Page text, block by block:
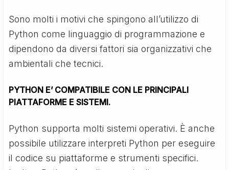
Sono molti i motivi che spingono all’utilizzo di
Python come linguaggio di programmazione e
dipendono da diversi fattori sia organizzativi che
ambientali che tecnici.
PYTHON E’ COMPATIBILE CON LE PRINCIPALI
PIATTAFORME E SISTEMI.
Python supporta molti sistemi operativi. È anche
possibile utilizzare interpreti Python per eseguire
il codice su piattaforme e strumenti specifici.